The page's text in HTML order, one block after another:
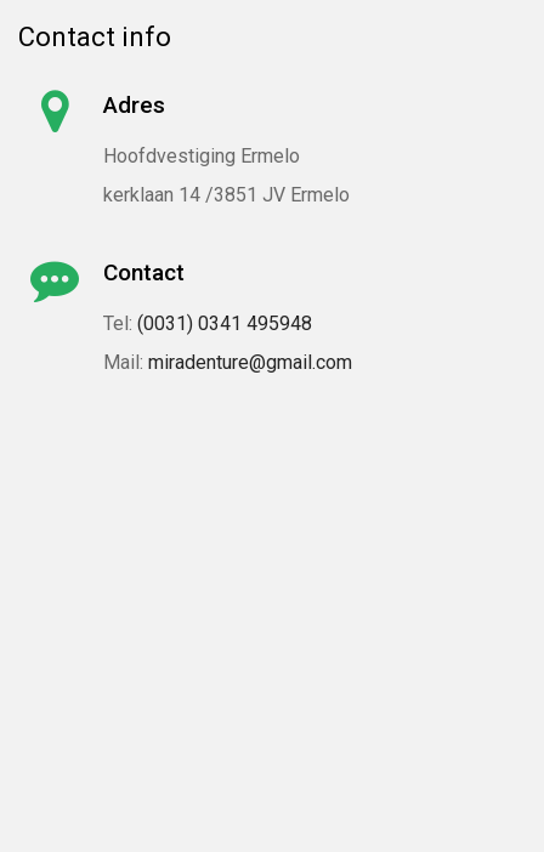
Contact info
Adres
Hoofdvestiging Ermelo
kerklaan 14 /3851 JV Ermelo
Contact
Tel: (0031) 0341 495948
Mail: miradenture@gmail.com